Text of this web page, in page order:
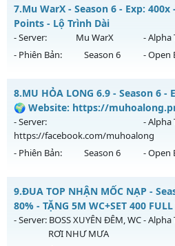
Antihack: UKG
WC FREE
Mu mới ra tháng 08 2026 - Mở
WCOINC THẢ GAvào 08h ngày 06/
Kiểu reset: Reset In Game
Thể loại: Mu Nguyên bản Webzen
Antihack: KHÔNG THỂ HACK
7.Mu WarX - Season 6 - Exp: 400x
Points - Lộ Trình Dài
- Server: Mu WarX - Alpha
- Phiên Bản:
Season 6 - Open
Mu WarX - 60 FPS - 50K Points - Lộ
Mu mới ra tháng 07 2026 - Mở
ngày 31/07/2626
Exp: 400x - Drop: 20%
Thể loại: Mu Custom thêm đồ mới
Antihack: UGK Shield + Phoenix
8.MU HỎA LONG 6.9 - Season 6 -
🌍 Website: https://
- Server:
https://facebook.com/muhoalong
- Alpha
- Phiên Bản: Season 6 - Open
MU HỎA LONG 6.9 - 🌍 Website:
Mu mới ra tháng 08 2026 - Mở
https://facebook.com/
04/08/2626
9.ĐUA TOP NHẬN MỐC NẠP -
80% - TẶNG 5M WC+SET 400 FULL
- Server: BOSS XUYÊN ĐÊM, WC
RƠI NHƯ MƯA
- Alpha